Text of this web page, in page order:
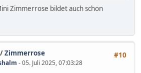
Zimmerrose bildet auch schon
#10
/Zimmerrose
- 05. Juli 2025, 07:03:28